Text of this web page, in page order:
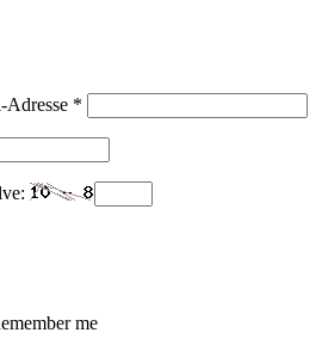
Adresse *
me